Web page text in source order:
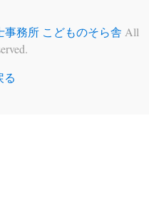
事務所 こどものそら舎 All
る